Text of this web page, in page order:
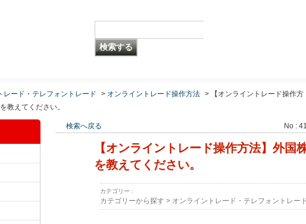
レード・テレフォントレード > オンライントレード操作方法 >
【オンライントレード操作方
教えてください。
検索へ戻る No :
【オンライントレード操作方法】外国
を教えてください。
カテゴリー :
カテゴリーから探す > オンライントレード・テレフォントレー